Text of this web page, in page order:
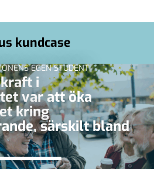
kundcase
EGEN STUDENT
i
var att öka
kring
särskilt bland